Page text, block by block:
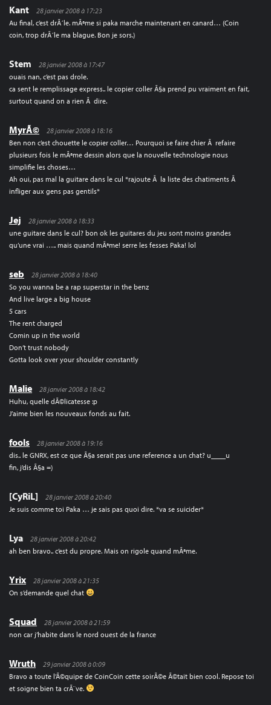
Kant
28 janvier 2008 à 17:23
Au final, c’est drÃ´le. mÃªme si paka marche maintenant en canard… (Coin
coin, trop drÃ´le ma blague. Bon je sors.)
Stem
28 janvier 2008 à 17:47
ouais nan, c’est pas drole.
ca sent le remplissage express.. le copier coller Ã§a prend pu vraiment en fait,
surtout quand on a rien Ã dire.
MyrÃ©
28 janvier 2008 à 18:16
Ben non c’est chouette le copier coller… Pourquoi se faire chier Ã refaire
plusieurs fois le mÃªme dessin alors que la nouvelle technologie nous
simplifie les choses…
Ah oui, pas mal la guitare dans le cul *rajoute Ã la liste des chatiments Ã
infliger aux gens pas gentils*
Jej
28 janvier 2008 à 18:33
une guitare dans le cul? bon ok les guitares du jeu sont moins grandes
qu’une vrai ….. mais quand mÃªme! serre les fesses Paka! lol
seb
28 janvier 2008 à 18:40
So you wanna be a rap superstar in the benz
And live large a big house
5 cars
The rent charged
Comin up in the world
Don’t trust nobody
Gotta look over your shoulder constantly
Malie
28 janvier 2008 à 18:42
Huhu, quelle dÃ©licatesse :p
J’aime bien les nouveaux fonds au fait.
fools
28 janvier 2008 à 19:16
dis.. le GNRX, est ce que Ã§a serait pas une reference a un chat? u____u
fin, j’dis Ã§a =)
[CyRiL]
28 janvier 2008 à 20:40
Je suis comme toi Paka … je sais pas quoi dire. *va se suicider*
Lya
28 janvier 2008 à 20:42
ah ben bravo.. c’est du propre. Mais on rigole quand mÃªme.
Yrix
28 janvier 2008 à 21:35
On s’demande quel chat
Squad
28 janvier 2008 à 21:59
non car j’habite dans le nord ouest de la france
Wruth
29 janvier 2008 à 0:09
Bravo a toute l’Ã©quipe de CoinCoin cette soirÃ©e Ã©tait bien cool. Repose toi
et soigne bien ta crÃ¨ve.